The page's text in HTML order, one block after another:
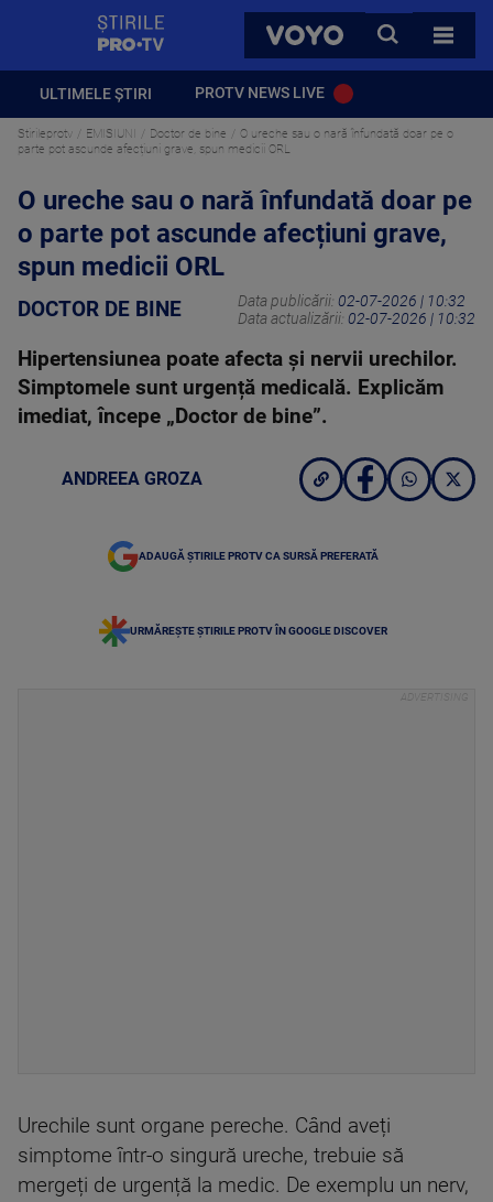
VOYO
CAUTA
TOATE
ULTIMELE ȘTIRI PROTV NEWS LIVE
Stirileprotv EMISIUNI Doctor de bine
O ureche sau o nară înfundată doar pe o
parte pot ascunde afecțiuni grave, spun medicii ORL
O ureche sau o nară înfundată doar pe
o parte pot ascunde afecțiuni grave,
spun medicii ORL
DOCTOR DE BINE Data publicării: 02-07-2026 | 10:32
Data actualizării: 02-07-2026 | 10:32
Hipertensiunea poate afecta și nervii urechilor.
Simptomele sunt urgență medicală. Explicăm
imediat, începe „Doctor de bine”.
ANDREEA GROZA
ADAUGĂ ȘTIRILE PROTV CA SURSĂ PREFERATĂ
URMĂREȘTE ȘTIRILE PROTV ÎN GOOGLE DISCOVER
Urechile sunt organe pereche. Când aveți
simptome într-o singură ureche, trebuie să
mergeți de urgență la medic. De exemplu un nerv,